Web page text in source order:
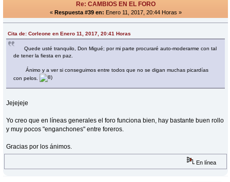
Re: CAMBIOS EN EL FORO
« Respuesta #39 en: Enero 11, 2017, 20:44 Horas »
Cita de: Corleone en Enero 11, 2017, 20:41 Horas
Quede usté tranquilo, Don Migué; por mi parte procuraré auto-moderarme con tal
de tener la fiesta en paz.
Ánimo y a ver si conseguimos entre todos que no se digan muchas picardías
con pelos.
Jejejeje
Yo creo que en líneas generales el foro funciona bien, hay bastante buen rollo
y muy pocos "enganchones" entre foreros.
Gracias por los ánimos.
En línea